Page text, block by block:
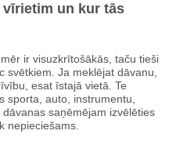
un kur tās
ir visuzkrītošākās, taču tieši
svētkiem. Ja meklējat dāvanu,
esat īstajā vietā. Te
sporta, auto, instrumentu,
saņēmējam izvēlēties
nepieciešams.